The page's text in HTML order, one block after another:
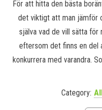
För att hitta den bästa
det viktigt att man jämför
själva vad de vill sätta för
eftersom det finns en del
konkurrera med varandra.
Category: